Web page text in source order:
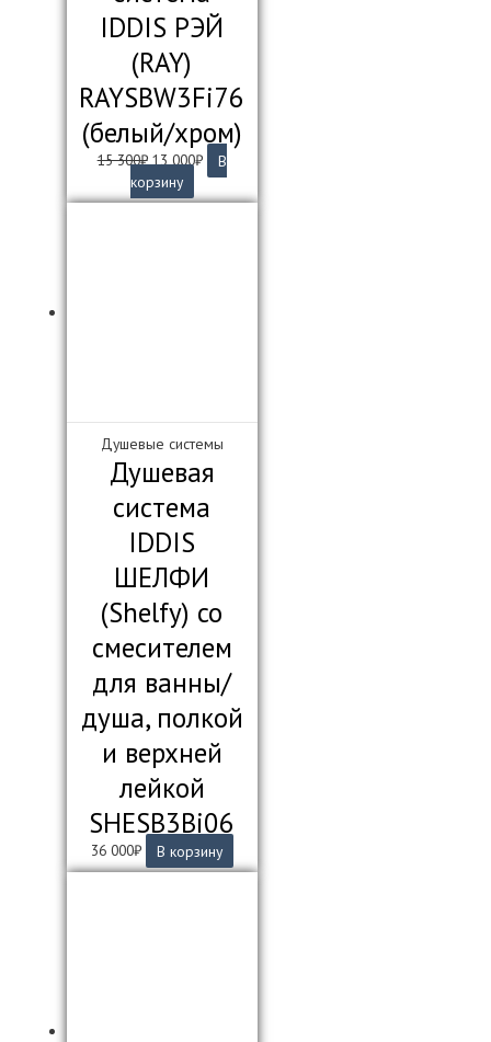
IDDIS РЭЙ
(RAY)
RAYSBW3Fi76
(белый/хром)
15 300₽ Первоначальная
цена
составляла
13 000₽Текущая
цена:
13
В
корзину
Душевые системы
Душевая
система
IDDIS
ШЕЛФИ
(Shelfy) со
смесителем
для ванны/
душа, полкой
и верхней
лейкой
SHESB3Bi06
36 000₽ В корзину